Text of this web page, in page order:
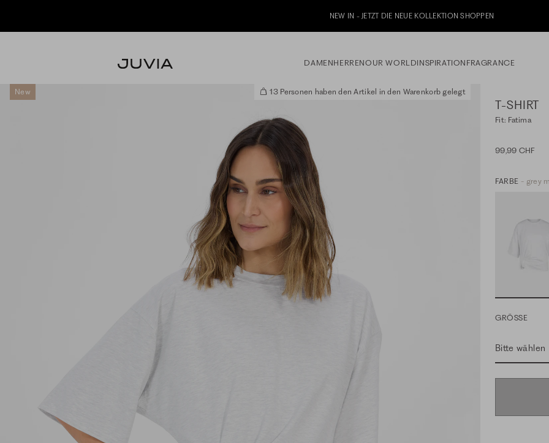
NEW IN - JETZT DIE NEUE KOLLEKTION SHOPPEN
DAMENHERRENOUR WORLDINSPIRATION FRAGRANCE
New 13 Personen haben den Artikel in den Warenkorb gelegt
T-SHIRT
Fit: Fatima
99,99 CHF
FARBE - grey
GRÖSSE
Bitte wählen